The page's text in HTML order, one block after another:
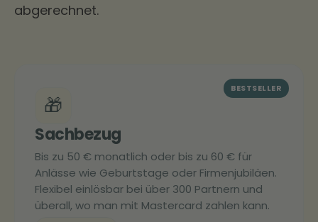
abgerechnet.
BESTSELLER
🎁
Sachbezug
Bis zu 50 € monatlich oder bis zu 60 € für
Anlässe wie Geburtstage oder Firmenjubiläen.
Flexibel einlösbar bei über 300 Partnern und
überall, wo man mit Mastercard zahlen kann.